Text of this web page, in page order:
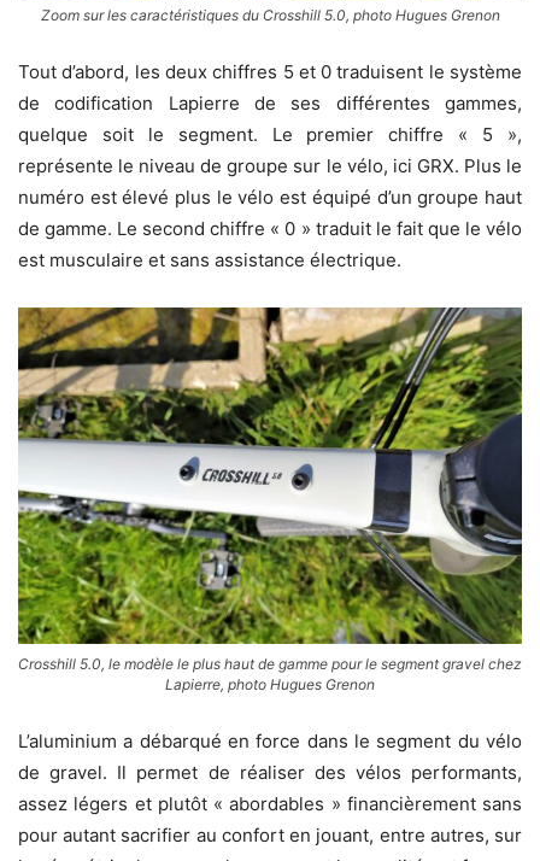
Zoom sur les caractéristiques du Crosshill 5.0, photo Hugues Grenon
Tout d’abord, les deux chiffres 5 et 0 traduisent le système
de codification Lapierre de ses différentes gammes,
quelque soit le segment. Le premier chiffre « 5 »,
représente le niveau de groupe sur le vélo, ici GRX. Plus le
numéro est élevé plus le vélo est équipé d’un groupe haut
de gamme. Le second chiffre « 0 » traduit le fait que le vélo
est musculaire et sans assistance électrique.
Crosshill 5.0, le modèle le plus haut de gamme pour le segment gravel chez
Lapierre, photo Hugues Grenon
L’aluminium a débarqué en force dans le segment du vélo
de gravel. Il permet de réaliser des vélos performants,
assez légers et plutôt « abordables » financièrement sans
pour autant sacrifier au confort en jouant, entre autres, sur